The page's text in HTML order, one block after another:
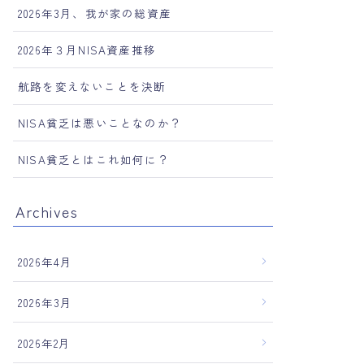
2026年3月、我が家の総資産
2026年３月NISA資産推移
航路を変えないことを決断
NISA貧乏は悪いことなのか？
NISA貧乏とはこれ如何に？
Archives
2026年4月
2026年3月
2026年2月